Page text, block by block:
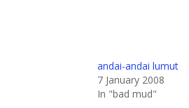
andai-andai lumut
7 January 2008
In "bad mud"